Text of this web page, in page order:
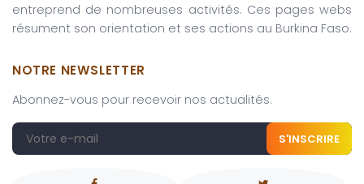
entreprend de nombreuses activités. Ces pages webs
résument son orientation et ses actions au Burkina Faso.
NOTRE NEWSLETTER
Abonnez-vous pour recevoir nos actualités.
S'INSCRIRE